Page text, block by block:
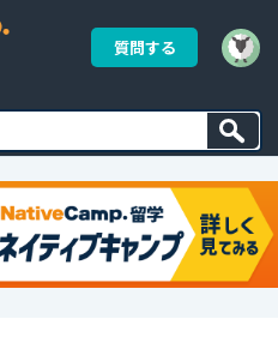
質問する